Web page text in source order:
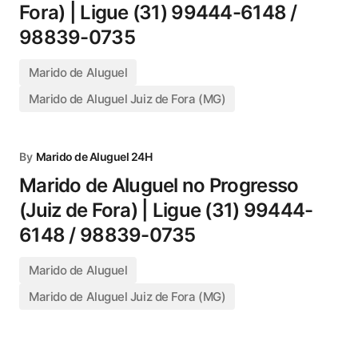
Fora) | Ligue (31) 99444-6148 /
98839-0735
Marido de Aluguel
Marido de Aluguel Juiz de Fora (MG)
By Marido de Aluguel 24H
Marido de Aluguel no Progresso
(Juiz de Fora) | Ligue (31) 99444-
6148 / 98839-0735
Marido de Aluguel
Marido de Aluguel Juiz de Fora (MG)